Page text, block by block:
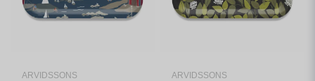
ARVIDSSONS
ARVIDSSONS